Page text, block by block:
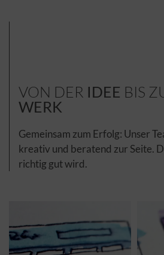
VON DER IDEE BIS
WERK
Gemeinsam zum Erfolg: Unser
kreativ und beratend zur Seite.
richtig gut wird.